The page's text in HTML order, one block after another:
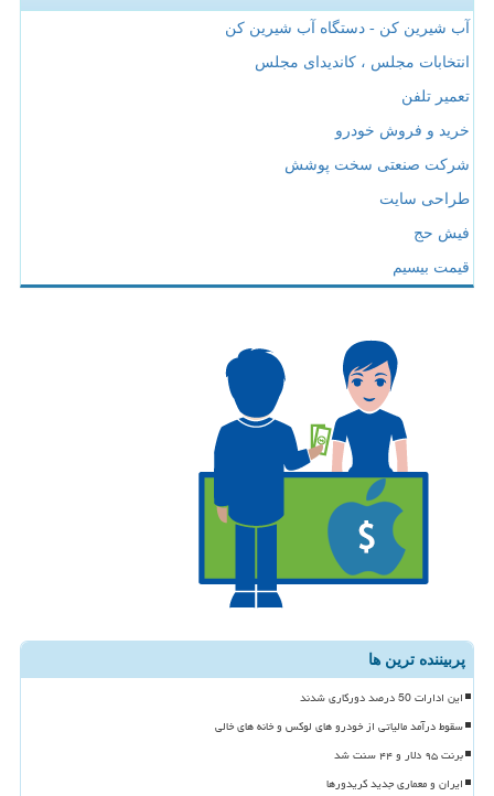
آب شیرین کن - دستگاه آب شیرین کن
انتخابات مجلس ، کاندیدای مجلس
تعمیر تلفن
خرید و فروش خودرو
شرکت صنعتی سخت پوشش
طراحی سایت
فیش حج
قیمت بیسیم
پربیننده ترین ها
این ادارات 50 درصد دورکاری شدند
سقوط درآمد مالیاتی از خودرو های لوکس و خانه های خالی
برنت ۹۵ دلار و ۴۴ سنت شد
ایران و معماری جدید کریدورها